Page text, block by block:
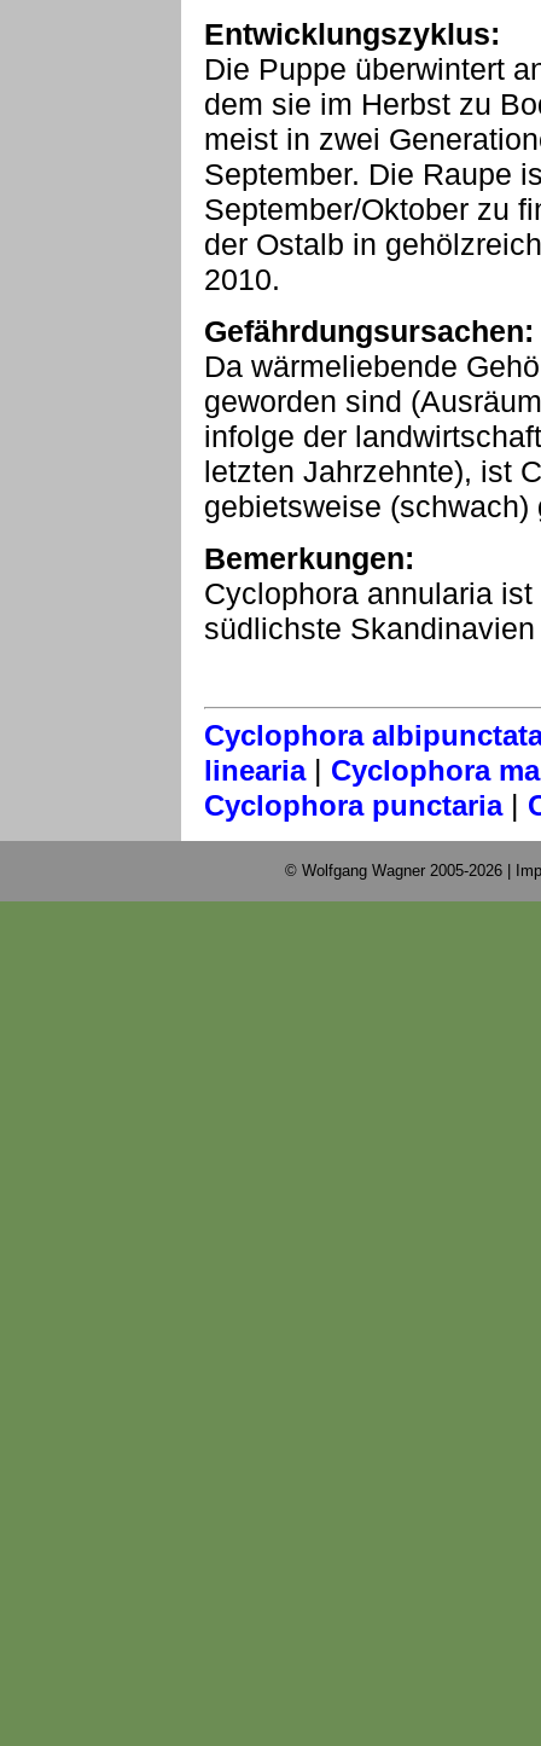
Entwicklungszyklus:
Die Puppe überwintert
dem sie im Herbst zu
meist in zwei
September. Die Raupe
September/Oktober zu
der Ostalb in
2010.
Gefährdungsursachen:
Da wärmeliebende
geworden sind
infolge der
letzten Jahrzehnte), ist
gebietsweise (schwach)
Bemerkungen:
Cyclophora annularia
südlichste
Cyclophora
linearia| Cyclophora
Cyclophora punctaria|
© Wolfgang Wagner 2005-2026 |